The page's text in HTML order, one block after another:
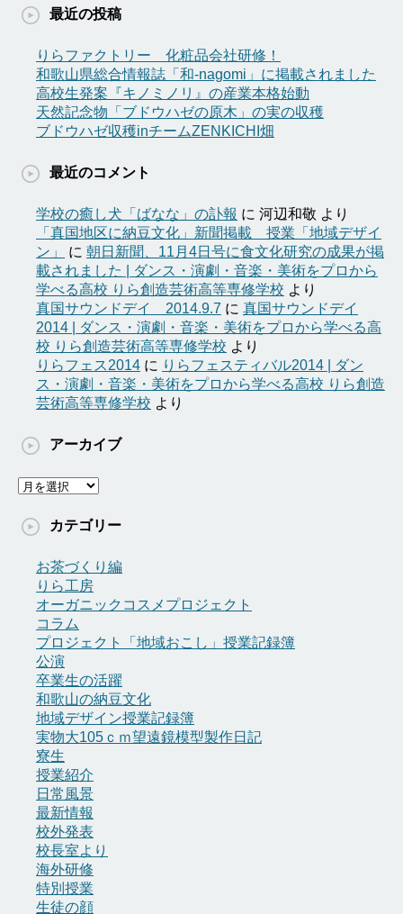
最近の投稿
りらファクトリー 化粧品会社研修！
和歌山県総合情報誌「和-nagomi」に掲載されました
高校生発案『キノミノリ』の産業本格始動
天然記念物「ブドウハゼの原木」の実の収穫
ブドウハゼ収穫inチームZENKICHI畑
最近のコメント
学校の癒し犬「ばなな」の訃報 に 河辺和敬 より
「真国地区に納豆文化」新聞掲載 授業「地域デザイ
ン」
に 朝日新聞、11月4日号に食文化研究の成果が掲
載されました | ダンス・演劇・音楽・美術をプロから
学べる高校 りら創造芸術高等専修学校 より
真国サウンドデイ 2014.9.7 に 真国サウンドデイ
2014 | ダンス・演劇・音楽・美術をプロから学べる高
校 りら創造芸術高等専修学校 より
りらフェス2014 に りらフェスティバル2014 | ダン
ス・演劇・音楽・美術をプロから学べる高校 りら創造
芸術高等専修学校 より
アーカイブ
ア
カ
カテゴリー
お茶づくり編
りら工房
オーガニックコスメプロジェクト
コラム
プロジェクト「地域おこし」授業記録簿
公演
卒業生の活躍
和歌山の納豆文化
地域デザイン授業記録簿
実物大105ｃｍ望遠鏡模型製作日記
寮生
授業紹介
日常風景
最新情報
校外発表
校長室より
海外研修
特別授業
生徒の顔